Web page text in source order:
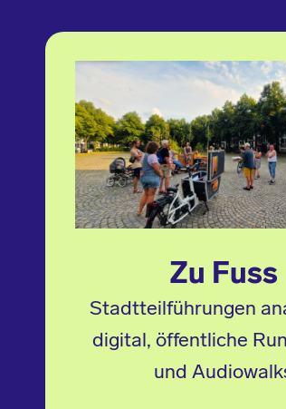
Zu Fuss
Stadtteilführungen
digital, öffentliche
und